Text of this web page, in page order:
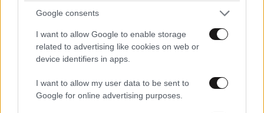
Google consents
I want to allow Google to enable storage
related to advertising like cookies on web or
device identifiers in apps.
I want to allow my user data to be sent to
Google for online advertising purposes.
TRENDING